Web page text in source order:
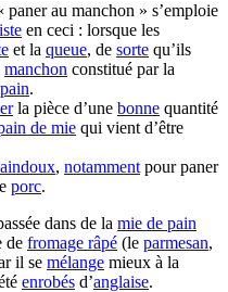
paner au manchon » s’emploie
en ceci : lorsque les
et la queue, de sorte qu’ils
manchon constitué par la
.
la pièce d’une bonne quantité
de mie qui vient d’être
, notamment pour paner
porc.
dans de la mie de pain
de fromage râpé (le parmesan,
il se mélange mieux à la
enrobés d’anglaise.